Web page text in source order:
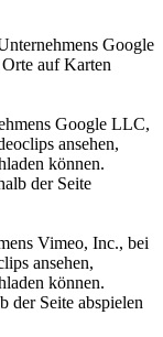
Google
auf Karten
Google LLC,
ansehen,
können.
der Seite
Vimeo, Inc., bei
ansehen,
können.
der Seite abspielen